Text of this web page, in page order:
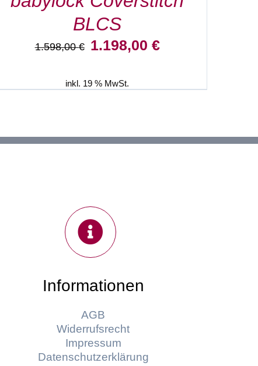
BLCS
1.598,00€ Ursprünglicher
1.598,00 €
1.198,00 €Aktueller
inkl. 19 % MwSt.
Informationen
AGB
Widerrufsrecht
Impressum
Datenschutzerklärung